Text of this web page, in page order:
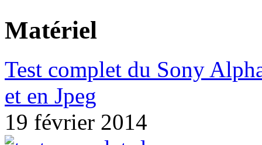
Matériel
Test complet du Sony
et en Jpeg
19 février 2014